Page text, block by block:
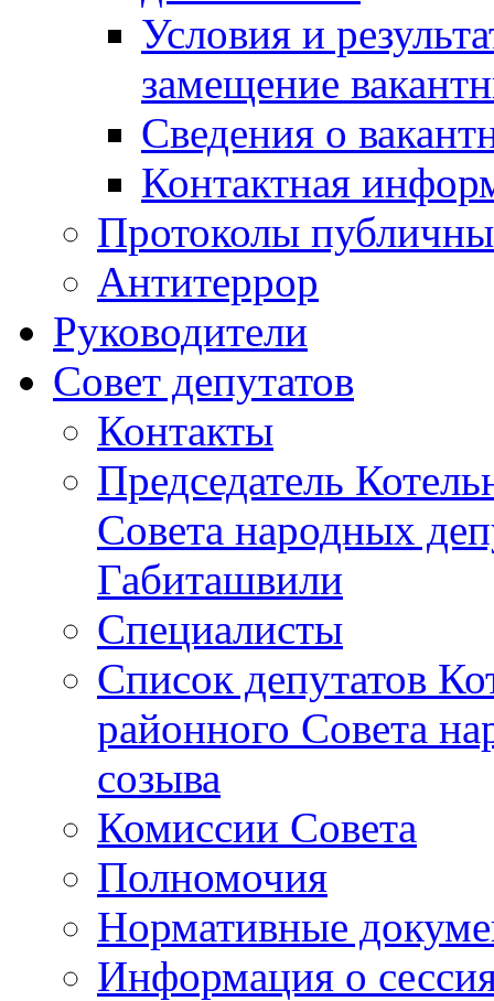
Условия и
замещение
Сведения о
Контактная
Протоколы
Антитеррор
Руководители
Совет депутатов
Контакты
Председатель
Совета народных
Габиташвили
Специалисты
Список депутатов
районного Совета
созыва
Комиссии Совета
Полномочия
Нормативные
Информация о